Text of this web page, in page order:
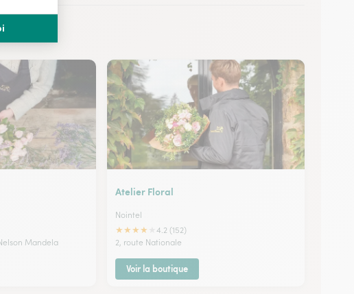
Mandela
Atelier Floral
Nointel
★★★★
4.2 (152)
2, route Nationale
Voir la boutique